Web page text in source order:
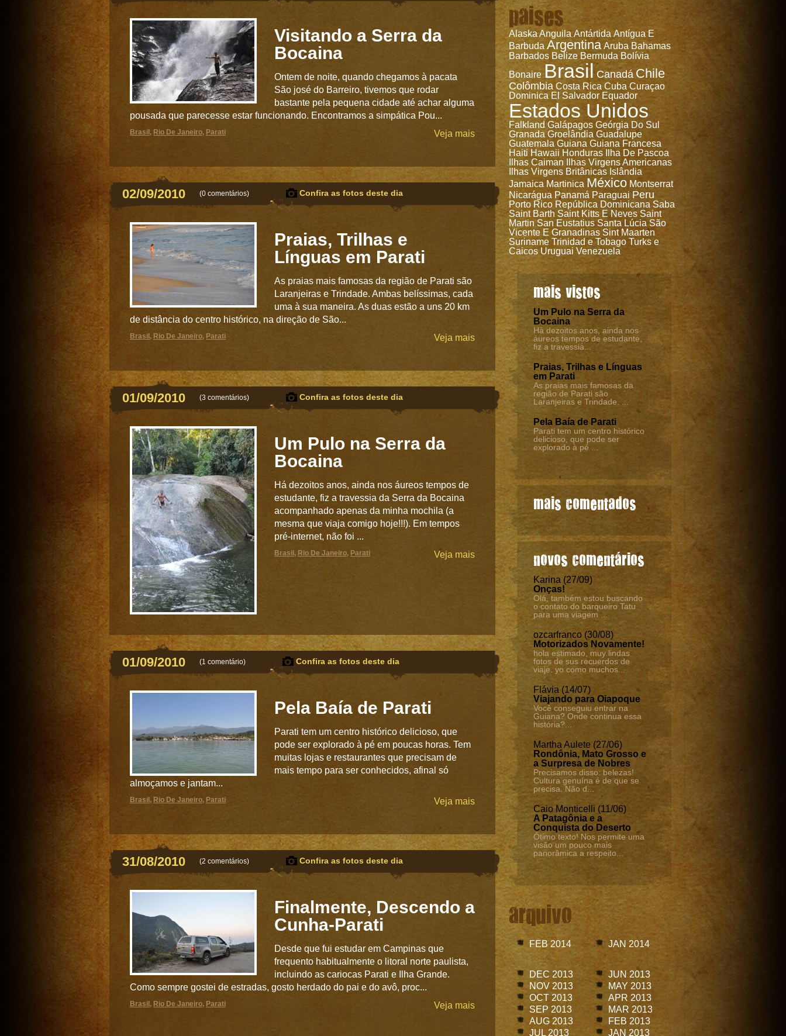
paises
AlaskaAnguila Antártida Antígua E
Barbuda Argentina Aruba Bahamas
Barbados Belize Bermuda Bolívia
Bonaire Brasil Canadá Chile
Colômbia Costa Rica Cuba Curaçao
Dominica El Salvador Equador
Estados Unidos
Falkland Galápagos Geórgia Do Sul
Granada Groelândia Guadalupe
Guatemala Guiana Guiana Francesa
Haiti Hawaii Honduras Ilha De Pascoa
Ilhas Caiman
Ilhas Virgens Americanas
Ilhas Virgens Britânicas Islândia
Jamaica Martinica México Montserrat
Nicarágua Panamá Paraguai Peru
Porto Rico República Dominicana Saba
Saint Barth Saint Kitts E Neves Saint
Martin San Eustatius Santa Lúcia São
Vicente E Granadinas Sint Maarten
Suriname Trinidad e Tobago Turks e
Caicos Uruguai Venezuela
mais vistos
Um Pulo na Serra da
Bocaina
Há dezoitos anos, ainda nos
áureos tempos de estudante,
fiz a travessia...
Praias, Trilhas e Línguas
em Parati
As praias mais famosas da
região de Parati são
Laranjeiras e Trindade. ...
Pela Baía de Parati
Parati tem um centro histórico
delicioso, que pode ser
explorado à pé ...
mais comentados
novos comentários
Karina (27/09)
Onças!
Olá, também estou buscando
o contato do barqueiro Tatu
para uma viagem ...
ozcarfranco (30/08)
Motorizados Novamente!
hola estimado, muy lindas
fotos de sus recuerdos de
viaje. yo como muchos...
Flávia (14/07)
Viajando para Oiapoque
Você conseguiu entrar na
Guiana? Onde continua essa
história?...
Martha Aulete (27/06)
Rondônia, Mato Grosso e
a Surpresa de Nobres
Precisamos disso: belezas!
Cultura genuína é de que se
precisa. Não d...
Caio Monticelli (11/06)
A Patagônia e a
Conquista do Deserto
Ótimo texto! Nos permite uma
visão um pouco mais
panorâmica a respeito...
arquivo
FEB 2014 JAN 2014
DEC 2013
NOV 2013
OCT 2013
SEP 2013
AUG 2013
JUL 2013
JUN 2013
MAY 2013
APR 2013
MAR 2013
FEB 2013
JAN 2013
Visitando a Serra da
Bocaina
Ontem de noite, quando chegamos à pacata
São josé do Barreiro, tivemos que rodar
bastante pela pequena cidade até achar alguma
pousada que parecesse estar funcionando. Encontramos a simpática Pou...
Veja mais
Brasil , Rio De Janeiro, Parati
02/09/2010 (0 comentários) Confira as fotos deste dia
Praias, Trilhas e
Línguas em Parati
As praias mais famosas da região de Parati são
Laranjeiras e Trindade. Ambas belíssimas, cada
uma à sua maneira. As duas estão a uns 20 km
de distância do centro histórico, na direção de São...
Veja mais
Brasil , Rio De Janeiro, Parati
01/09/2010 (3 comentários) Confira as fotos deste dia
Um Pulo na Serra da
Bocaina
Há dezoitos anos, ainda nos áureos tempos de
estudante, fiz a travessia da Serra da Bocaina
acompanhado apenas da minha mochila (a
mesma que viaja comigo hoje!!!). Em tempos
pré-internet, não foi ...
Veja mais
Brasil , Rio De Janeiro, Parati
01/09/2010 (1 comentário) Confira as fotos deste dia
Pela Baía de Parati
Parati tem um centro histórico delicioso, que
pode ser explorado à pé em poucas horas. Tem
muitas lojas e restaurantes que precisam de
mais tempo para ser conhecidos, afinal só
almoçamos e jantam...
Veja mais
Brasil , Rio De Janeiro, Parati
31/08/2010 (2 comentários) Confira as fotos deste dia
Finalmente, Descendo a
Cunha-Parati
Desde que fui estudar em Campinas que
frequento habitualmente o litoral norte paulista,
incluindo as cariocas Parati e Ilha Grande.
Como sempre gostei de estradas, gosto herdado do pai e do avô, proc...
Veja mais
Brasil , Rio De Janeiro, Parati